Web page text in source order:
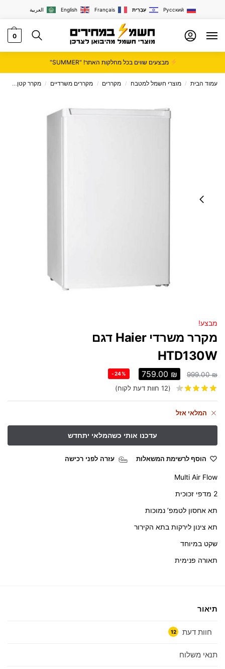
العربية English Français עִבְרִית Русский
0
מבצעים שווים בכל מחלקות האתר! "SUMMER"
עמוד הבית / מוצרי חשמל למטבח / מקררים / מקררים משרדיים / מקרר קטן
מבצע!
מקרר משרדי Haier דגם
HTD130W
999.00₪
759.00 ₪
-24%
(
12 חוות דעת לקוח)
המלאי אזל
הוסף לרשימת המשאלות עזרה לפני רכישה
Multi Air Flow
2 מדפי זכוכית
תא אחסון לטמפ’ נמוכות
תא צינון לירקות בתא הקירור
שקט במיוחד
תאורה פנימית
תיאור
חוות דעת 12
תנאי משלוח